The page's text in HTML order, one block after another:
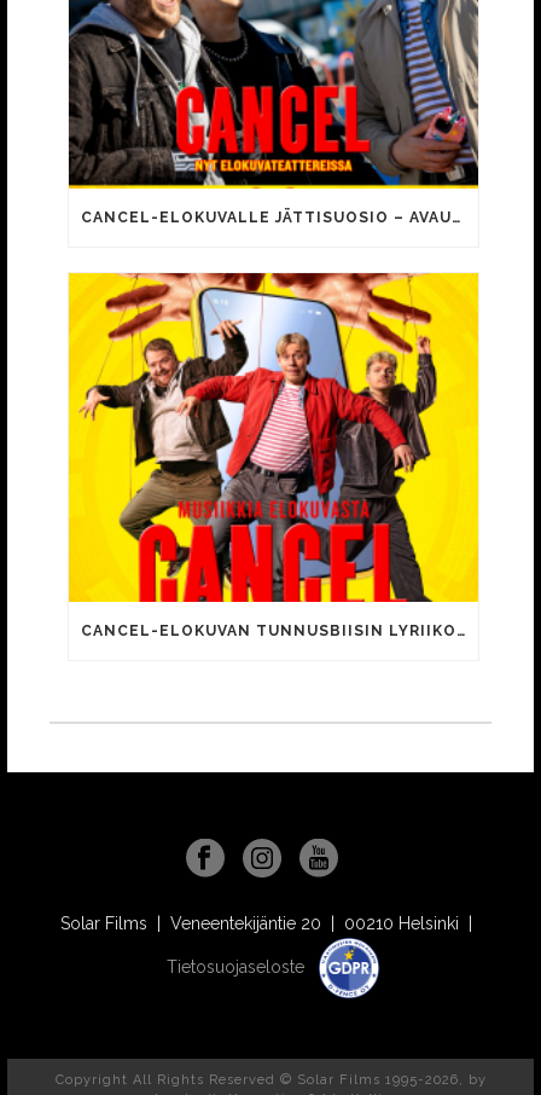
CANCEL-ELOKUVALLE JÄTTISUOSIO – AVAUSPÄIVÄNÄ JO 15 492 KATSOJAA!
CANCEL-ELOKUVAN TUNNUSBIISIN LYRIIKOISSA TUTTUJA MEEMIHOKEMIA YOUTUBE-VIDEOILTA!
Solar Films | Veneentekijäntie 20 | 00210 Helsinki |
Tietosuojaseloste
Copyright All Rights Reserved © Solar Films 1995-2026, by